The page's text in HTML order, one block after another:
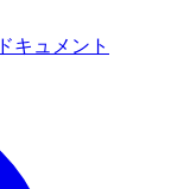
ドキュメント